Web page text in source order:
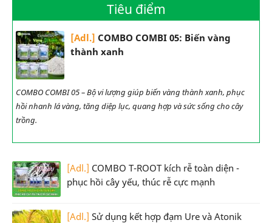
Tiêu điểm
[Adl.] COMBO COMBI 05: Biến vàng
thành xanh
COMBO COMBI 05 – Bộ vi lượng giúp biến vàng thành xanh, phục
hồi nhanh lá vàng, tăng diệp lục, quang hợp và sức sống cho cây
trồng.
[Adl.] COMBO T-ROOT kích rễ toàn diện -
phục hồi cây yếu, thúc rễ cực mạnh
[Adl.] Sử dụng kết hợp đạm Ure và Atonik